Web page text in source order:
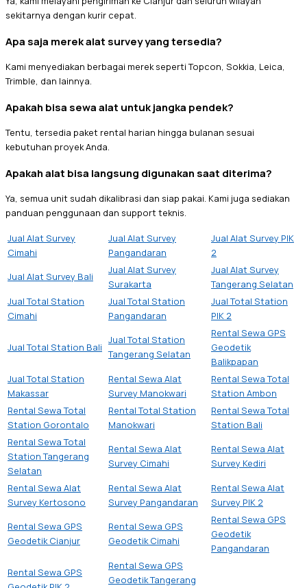
sekitarnya dengan kurir cepat.
Apa saja merek alat survey yang tersedia?
Kami menyediakan berbagai merek seperti Topcon, Sokkia, Leica,
Trimble, dan lainnya.
Apakah bisa sewa alat untuk jangka pendek?
Tentu, tersedia paket rental harian hingga bulanan sesuai
kebutuhan proyek Anda.
Apakah alat bisa langsung digunakan saat diterima?
Ya, semua unit sudah dikalibrasi dan siap pakai. Kami juga sediakan
panduan penggunaan dan support teknis.
Jual Alat Survey
Cimahi
Jual Alat Survey
Pangandaran
Jual Alat Survey PIK
2
Jual Alat Survey Bali
Jual Alat Survey
Surakarta
Jual Alat Survey
Tangerang Selatan
Jual Total Station
Cimahi
Jual Total Station
Pangandaran
Jual Total Station
PIK 2
Jual Total Station Bali
Jual Total Station
Tangerang Selatan
Rental Sewa GPS
Geodetik
Balikpapan
Jual Total Station
Makassar
Rental Sewa Alat
Survey Manokwari
Rental Sewa Total
Station Ambon
Rental Sewa Total
Station Gorontalo
Rental Total Station
Manokwari
Rental Sewa Total
Station Bali
Rental Sewa Total
Station Tangerang
Selatan
Rental Sewa Alat
Survey Cimahi
Rental Sewa Alat
Survey Kediri
Rental Sewa Alat
Survey Kertosono
Rental Sewa Alat
Survey Pangandaran
Rental Sewa Alat
Survey PIK 2
Rental Sewa GPS
Geodetik Cianjur
Rental Sewa GPS
Geodetik Cimahi
Rental Sewa GPS
Geodetik
Pangandaran
Rental Sewa GPS
Rental Sewa GPS
Geodetik Tangerang